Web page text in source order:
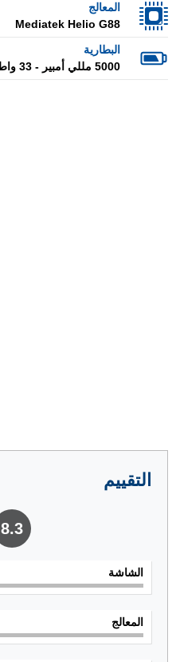
المعالج
Mediatek Helio G88
البطارية
5000 مللي أمبير - 33 واط
التقييم
8.3
الشاشة
المعالج